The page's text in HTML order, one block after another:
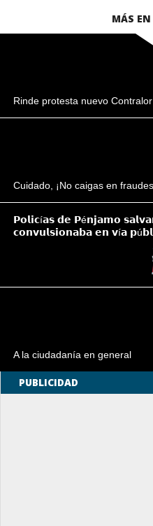
MÁS
Rinde protesta nuevo
Cuidado, ¡No caigas en
𝗣𝗼𝗹𝗶𝗰í𝗮𝘀 𝗱𝗲 𝗣é𝗻𝗷𝗮𝗺𝗼
𝗰𝗼𝗻𝘃𝘂𝗹𝘀𝗶𝗼𝗻𝗮𝗯𝗮 𝗲𝗻 𝘃í𝗮
A la ciudadanía en general
PUBLICIDAD